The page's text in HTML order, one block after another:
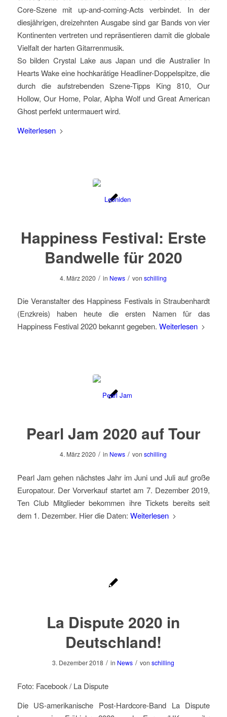
Core-Szene mit up-and-coming-Acts verbindet. In der
diesjährigen, dreizehnten Ausgabe sind gar Bands von vier
Kontinenten vertreten und repräsentieren damit die globale
Vielfalt der harten Gitarrenmusik.
So bilden Crystal Lake aus Japan und die Australier In
Hearts Wake eine hochkarätige Headliner-Doppelspitze, die
durch die aufstrebenden Szene-Tipps King 810, Our
Hollow, Our Home, Polar, Alpha Wolf und Great American
Ghost perfekt untermauert wird.
Weiterlesen
Happiness Festival: Erste
Bandwelle für 2020
4. März 2020 / in News / vonschilling
Die Veranstalter des Happiness Festivals in Straubenhardt
(Enzkreis) haben heute die ersten Namen für das
Happiness Festival 2020 bekannt gegeben. Weiterlesen
Pearl Jam 2020 auf Tour
4. März 2020 / in News / vonschilling
Pearl Jam gehen nächstes Jahr im Juni und Juli auf große
Europatour. Der Vorverkauf startet am 7. Dezember 2019,
Ten Club Mitglieder bekommen ihre Tickets bereits seit
dem 1. Dezember. Hier die Daten: Weiterlesen
La Dispute 2020 in
Deutschland!
3. Dezember 2018 / in News / vonschilling
Foto: Facebook / La Dispute
Die US-amerikanische Post-Hardcore-Band La Dispute